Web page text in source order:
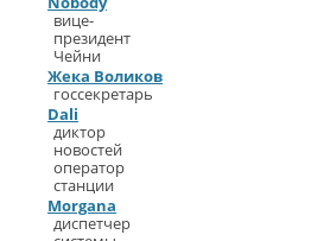
вице-
президент
Чейни
Жека Воликов
госсекретарь
Dali
диктор
новостей
оператор
станции
Morgana
диспетчер